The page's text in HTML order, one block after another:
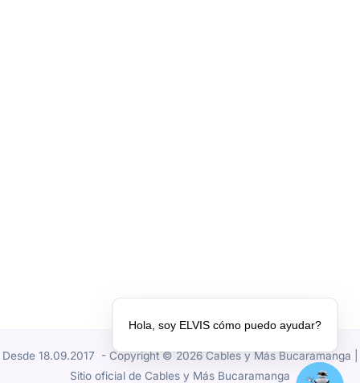
Desde 18.09.2017 - Copyright © 2026 Cables y Más Bucaramanga |
Sitio oficial de Cables y Más Bucaramanga
Hola, soy ELVIS cómo puedo ayudar?